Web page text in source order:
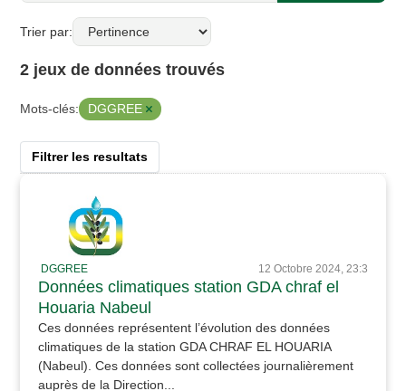
Trier par
2 jeux de données trouvés
Mots-clés: DGGREE
Filtrer les resultats
DGGREE 12 Octobre 2024, 23:3
Données climatiques station GDA chraf el
Houaria Nabeul
Ces données représentent l’évolution des données
climatiques de la station GDA CHRAF EL HOUARIA
(Nabeul). Ces données sont collectées journalièrement
auprès de la Direction...